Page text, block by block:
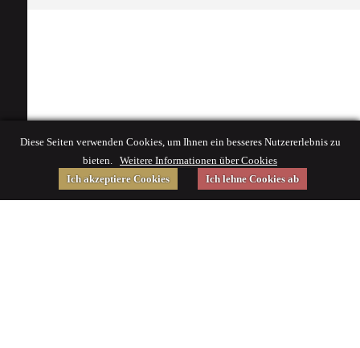
Diese Seiten verwenden Cookies, um Ihnen ein besseres Nutzererlebnis zu
bieten. Weitere Informationen über Cookies
Ich akzeptiere Cookies
Ich lehne Cookies ab